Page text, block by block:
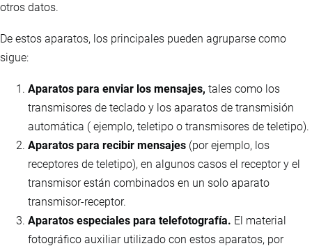
otros datos.
De estos aparatos, los principales pueden agruparse como
sigue:
Aparatos para enviar los mensajes, tales como los
transmisores de teclado y los aparatos de transmisión
automática ( ejemplo, teletipo o transmisores de teletipo).
Aparatos para recibir mensajes (por ejemplo, los
receptores de teletipo), en algunos casos el receptor y el
transmisor están combinados en un solo aparato
transmisor-receptor.
Aparatos especiales para telefotografía. El material
fotográfico auxiliar utilizado con estos aparatos, por